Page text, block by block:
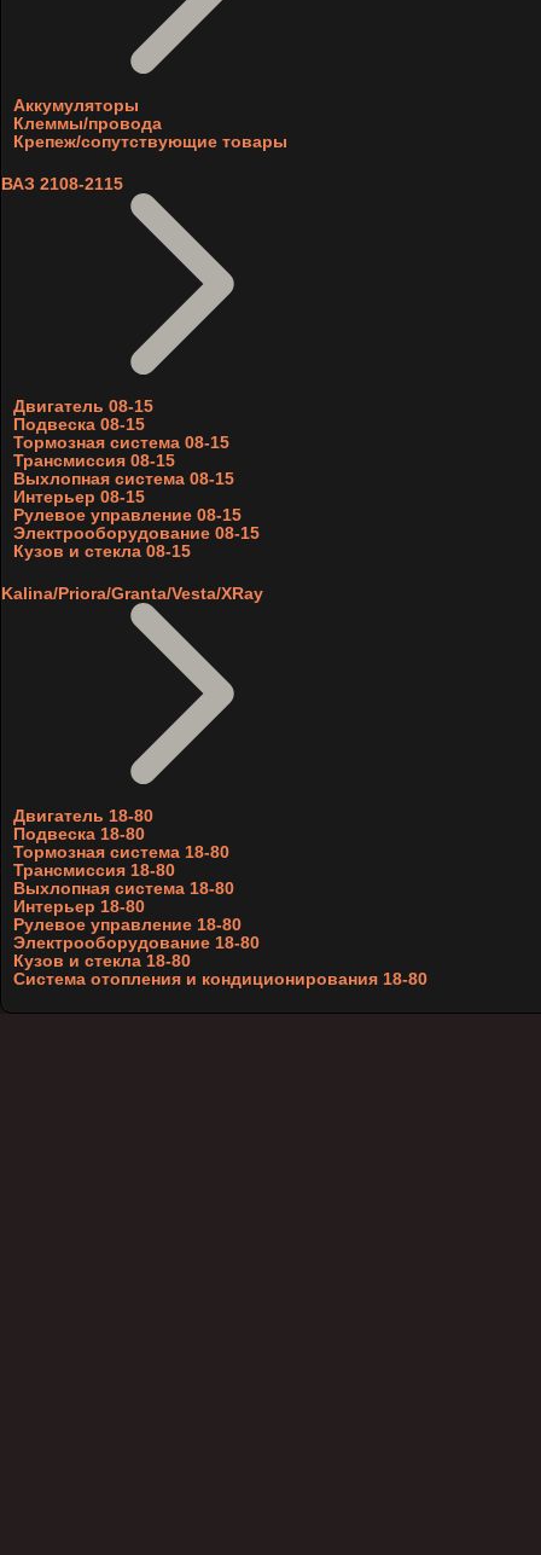
Аккумуляторы
Клеммы/провода
Крепеж/сопутствующие товары
ВАЗ 2108-2115
Двигатель 08-15
Подвеска 08-15
Тормозная система 08-15
Трансмиссия 08-15
Выхлопная система 08-15
Интерьер 08-15
Рулевое управление 08-15
Электрооборудование 08-15
Кузов и стекла 08-15
Kalina/Priora/Granta/Vesta/XRay
Двигатель 18-80
Подвеска 18-80
Тормозная система 18-80
Трансмиссия 18-80
Выхлопная система 18-80
Интерьер 18-80
Рулевое управление 18-80
Электрооборудование 18-80
Кузов и стекла 18-80
Система отопления и кондиционирования 18-80